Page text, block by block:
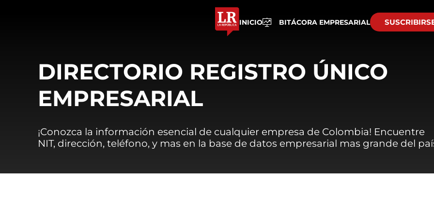
INICIO BITÁCORA EMPRESARIAL
DIRECTORIO REGISTRO ÚNICO
EMPRESARIAL
¡Conozca la información esencial de cualquier empresa de Colombia! Encuentre
NIT, dirección, teléfono, y mas en la base de datos empresarial mas grande del